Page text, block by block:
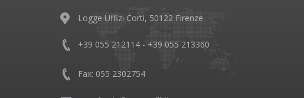
Logge Uffizi Corti, 50122 Firenze
+39 055 212114 - +39 055 213360
Fax: 055 2302754